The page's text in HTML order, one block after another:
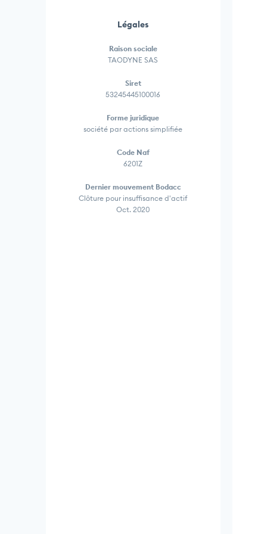
Légales
Raison sociale
TAODYNE SAS
Siret
53245445100016
Forme juridique
société par actions simplifiée
Code Naf
6201Z
Dernier mouvement Bodacc
Clôture pour insuffisance d'actif
Oct. 2020